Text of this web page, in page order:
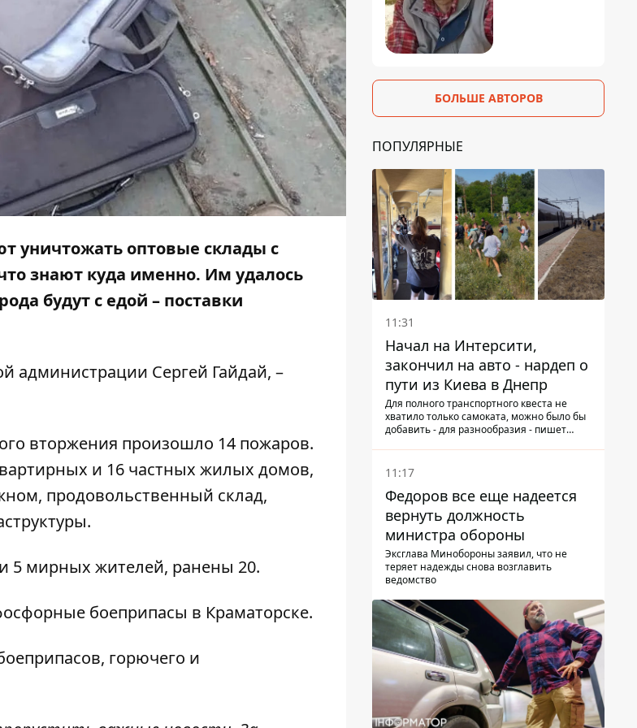
уничтожать оптовые склады с
знают куда именно. Им удалось
будут с едой – поставки
администрации Сергей Гайдай, –
вторжения произошло 14 пожаров.
и 16 частных жилых домов,
продовольственный склад,
5 мирных жителей, ранены 20.
боеприпасы в Краматорске.
горючего и
БОЛЬШЕ АВТОРОВ
ПОПУЛЯРНЫЕ
11:31
Начал на Интерсити,
закончил на авто - нардеп о
пути из Киева в Днепр
Для полного транспортного квеста не
хватило только самоката, можно было бы
добавить - для разнообразия - пишет
11:17
Федоров все еще надеется
вернуть должность
министра обороны
Эксглава Минобороны заявил, что не
теряет надежды снова возглавить
ведомство